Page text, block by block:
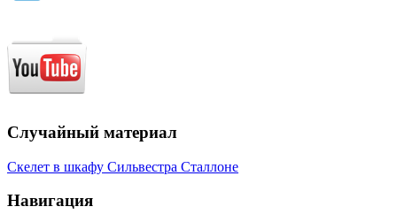
Случайный материал
Скелет в шкафу Сильвестра Сталлоне
Навигация